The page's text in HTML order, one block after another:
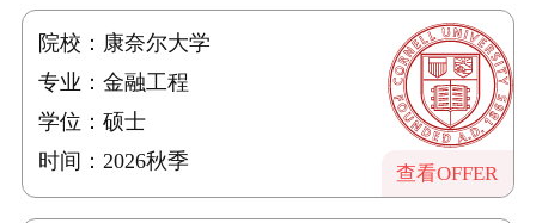
院校：康奈尔大学
专业：金融工程
学位：硕士
时间：2026秋季
查看OFFER